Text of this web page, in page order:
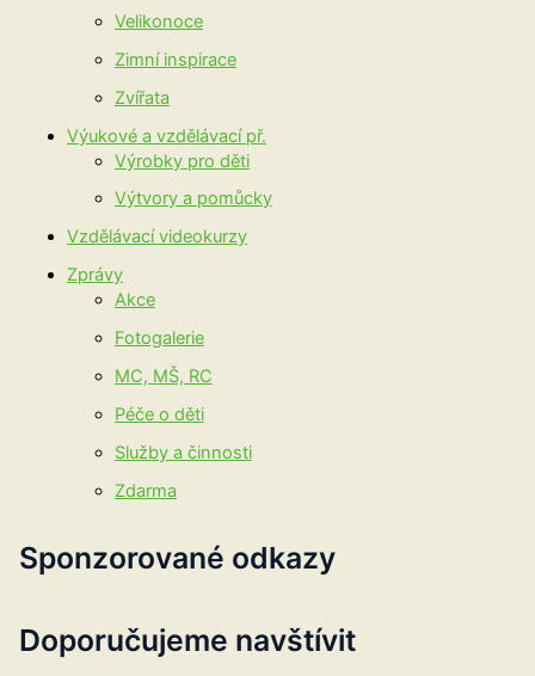
Velikonoce
Zimní inspirace
Zvířata
Výukové a vzdělávací př.
Výrobky pro děti
Výtvory a pomůcky
Vzdělávací videokurzy
Zprávy
Akce
Fotogalerie
MC, MŠ, RC
Péče o děti
Služby a činnosti
Zdarma
Sponzorované odkazy
Doporučujeme navštívit